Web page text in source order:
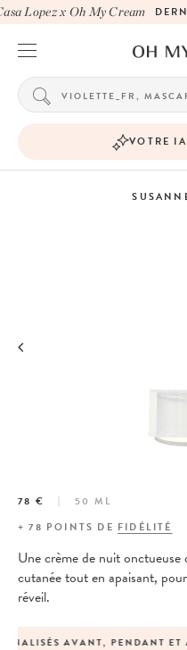
Lopez x Oh My Cream
VOTRE
78 €
50 ML
+78 POINTS DE FIDÉLITÉ
Une crème de nuit
cutanée tout en apaisant,
réveil.
EXPÉDITION LE JOUR-